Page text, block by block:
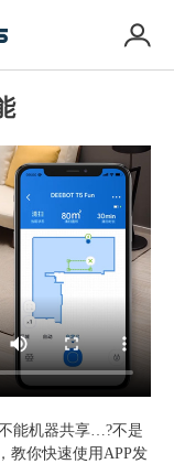
能机器共享…?不是
教你快速使用APP发